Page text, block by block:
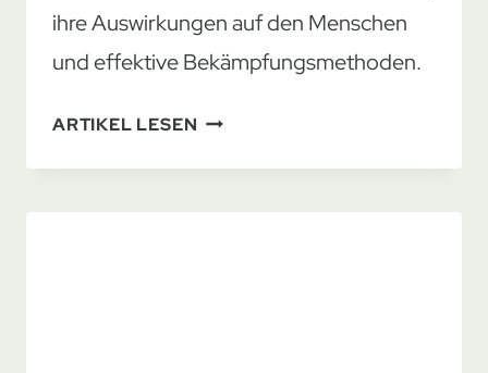
ihre Auswirkungen auf den Menschen
und effektive Bekämpfungsmethoden.
ARTIKEL LESEN FLÖHE: